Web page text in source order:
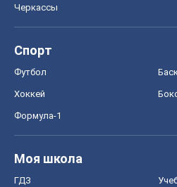
Черкассы
Спорт
Футбол
Хоккей
Формула-1
Моя школа
ГДЗ